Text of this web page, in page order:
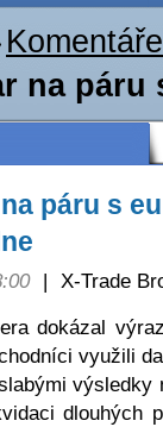
na
páru s
| X-Trade
dokázal
využili
výsledky
dlouhých